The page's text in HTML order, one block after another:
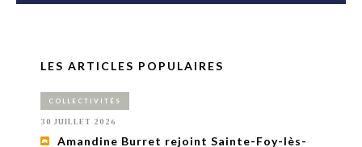
LES ARTICLES POPULAIRES
COLLECTIVITÉS
30 JUILLET 2026
Amandine Burret rejoint Sainte-Foy-lès-